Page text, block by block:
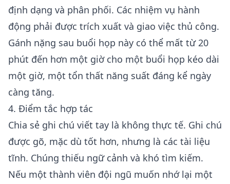
định dạng và phân phối. Các nhiệm vụ hành
động phải được trích xuất và giao việc thủ công.
Gánh nặng sau buổi họp này có thể mất từ 20
phút đến hơn một giờ cho một buổi họp kéo dài
một giờ, một tổn thất năng suất đáng kể ngày
càng tăng.
4. Điểm tắc hợp tác
Chia sẻ ghi chú viết tay là không thực tế. Ghi chú
được gõ, mặc dù tốt hơn, nhưng là các tài liệu
tĩnh. Chúng thiếu ngữ cảnh và khó tìm kiếm.
Nếu một thành viên đội ngũ muốn nhớ lại một